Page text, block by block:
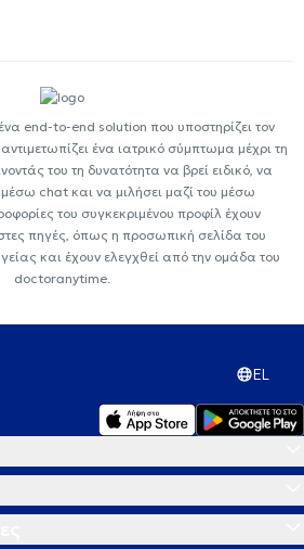
end-to-end solution που υποστηρίζει τον
ένα ιατρικό σύμπτωμα μέχρι τη
του τη δυνατότητα να βρεί ειδικό, να
chat και να μιλήσει μαζί του μέσω
του συγκεκριμένου προφίλ έχουν
πηγές, όπως η προσωπική σελίδα του
και έχουν ελεγχθεί από την ομάδα του
doctoranytime.
EL